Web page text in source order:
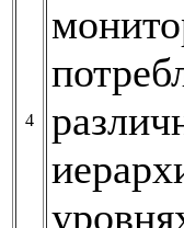
4